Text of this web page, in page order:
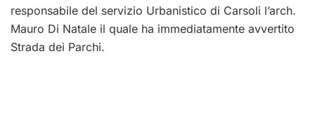
responsabile del servizio Urbanistico di Carsoli l’arch.
Mauro Di Natale il quale ha immediatamente avvertito
Strada dei Parchi.